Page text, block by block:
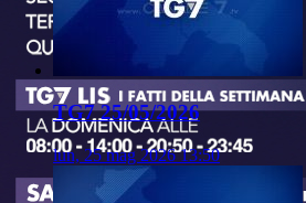
TG7 25/05/2026
lun, 25 mag 2026 13:50